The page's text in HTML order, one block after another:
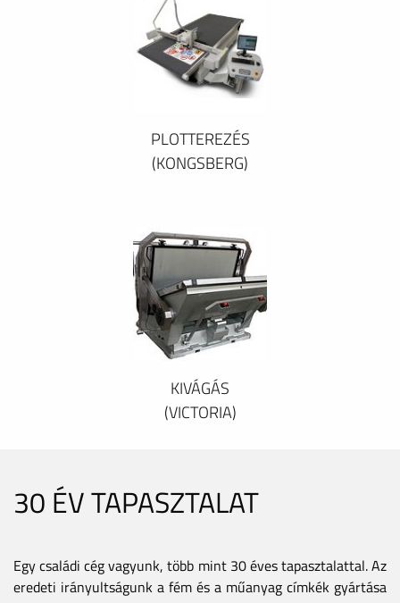
PLOTTEREZÉS
(KONGSBERG)
KIVÁGÁS
(VICTORIA)
30 ÉV TAPASZTALAT
Egy családi cég vagyunk, több mint 30 éves tapasztalattal. Az
eredeti irányultságunk a fém és a műanyag címkék gyártása